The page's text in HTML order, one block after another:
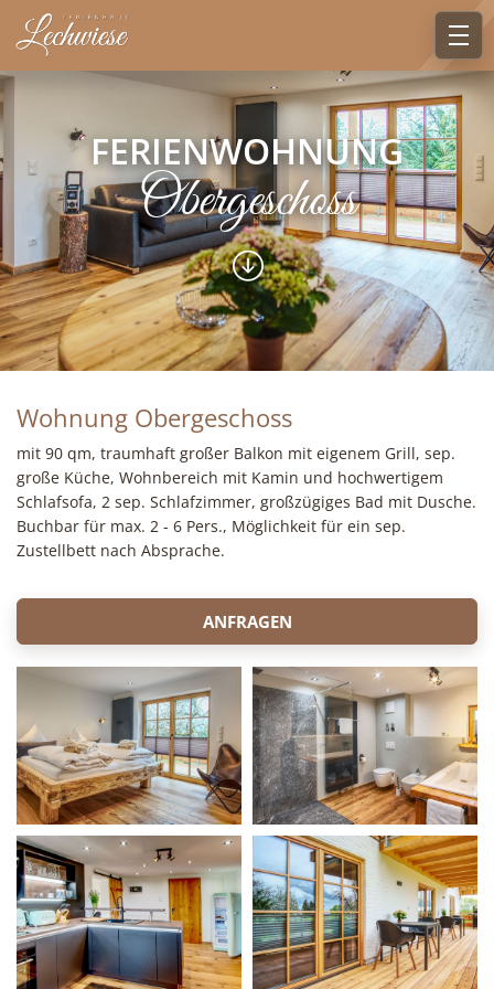
FERIENWOHNUNG
Obergeschoss
Wohnung Obergeschoss
mit 90 qm, traumhaft großer Balkon mit eigenem Grill, sep.
große Küche, Wohnbereich mit Kamin und hochwertigem
Schlafsofa, 2 sep. Schlafzimmer, großzügiges Bad mit Dusche.
Buchbar für max. 2 - 6 Pers., Möglichkeit für ein sep.
Zustellbett nach Absprache.
ANFRAGEN